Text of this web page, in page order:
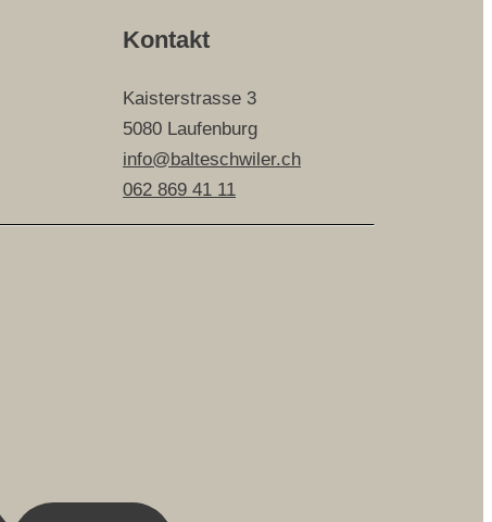
Kontakt
Kaisterstrasse 3
5080 Laufenburg
info@balteschwiler.ch
062 869 41 11